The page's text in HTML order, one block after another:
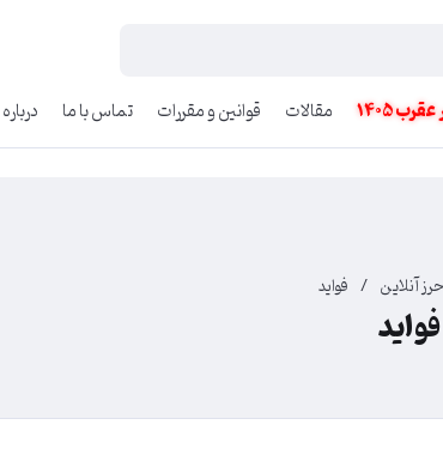
1405 مقالات قوانین و مقررات تماس با ما
آنلاین / فواید
فواید